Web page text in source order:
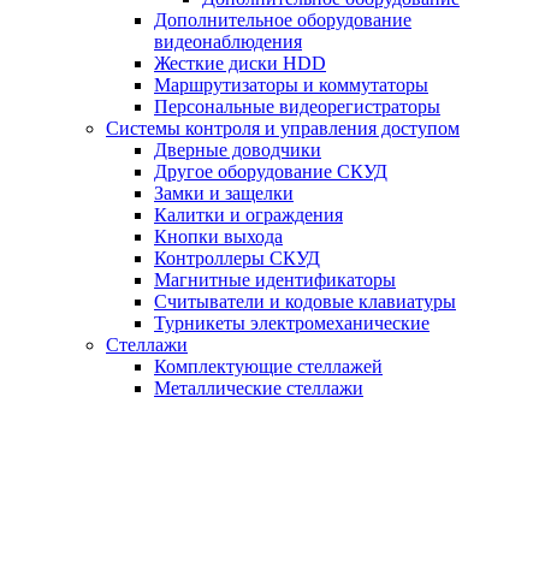
Дополнительное оборудование
видеонаблюдения
Жесткие диски HDD
Маршрутизаторы и коммутаторы
Персональные видеорегистраторы
Системы контроля и управления доступом
Дверные доводчики
Другое оборудование СКУД
Замки и защелки
Калитки и ограждения
Кнопки выхода
Контроллеры СКУД
Магнитные идентификаторы
Считыватели и кодовые клавиатуры
Турникеты электромеханические
Стеллажи
Комплектующие стеллажей
Металлические стеллажи